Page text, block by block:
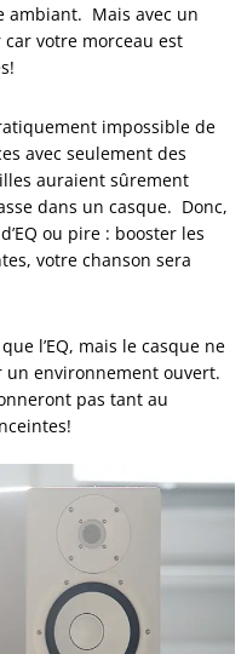
ambiant. Mais avec un
votre morceau est
impossible de
avec seulement des
auraient sûrement
dans un casque. Donc,
ou pire : booster les
votre chanson sera
l’EQ, mais le casque ne
un environnement ouvert.
pas tant au